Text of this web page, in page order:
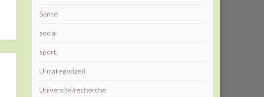
Santé
social
sport,
Uncategorized
Université/recherche